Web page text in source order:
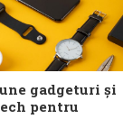
gadgeturi și
pentru